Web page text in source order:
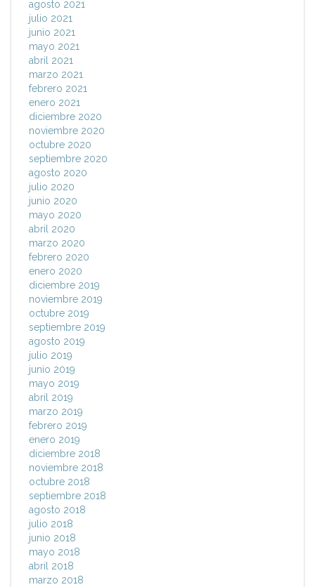
agosto 2021
julio 2021
junio 2021
mayo 2021
abril 2021
marzo 2021
febrero 2021
enero 2021
diciembre 2020
noviembre 2020
octubre 2020
septiembre 2020
agosto 2020
julio 2020
junio 2020
mayo 2020
abril 2020
marzo 2020
febrero 2020
enero 2020
diciembre 2019
noviembre 2019
octubre 2019
septiembre 2019
agosto 2019
julio 2019
junio 2019
mayo 2019
abril 2019
marzo 2019
febrero 2019
enero 2019
diciembre 2018
noviembre 2018
octubre 2018
septiembre 2018
agosto 2018
julio 2018
junio 2018
mayo 2018
abril 2018
marzo 2018